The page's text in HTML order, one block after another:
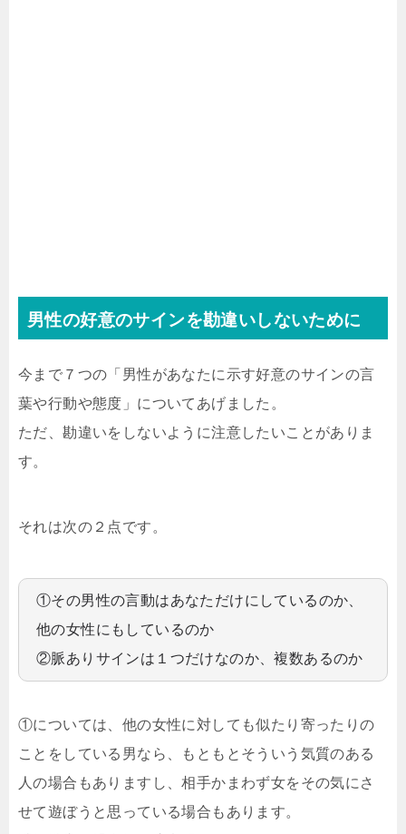
男性の好意のサインを勘違いしないために
今まで７つの「男性があなたに示す好意のサインの言
葉や行動や態度」についてあげました。
ただ、勘違いをしないように注意したいことがありま
す。
それは次の２点です。
①その男性の言動はあなただけにしているのか、
他の女性にもしているのか
②脈ありサインは１つだけなのか、複数あるのか
①については、他の女性に対しても似たり寄ったりの
ことをしている男なら、もともとそういう気質のある
人の場合もありますし、相手かまわず女をその気にさ
せて遊ぼうと思っている場合もあります。